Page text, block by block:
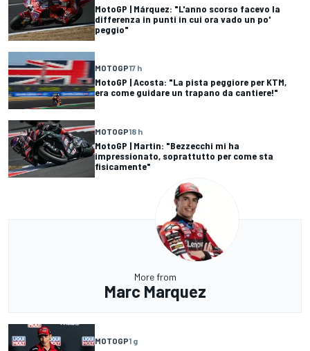
MotoGP | Márquez: "L'anno scorso facevo la
differenza in punti in cui ora vado un po'
peggio"
MOTOGP17 h
MotoGP | Acosta: "La pista peggiore per KTM,
era come guidare un trapano da cantiere!"
MOTOGP18 h
MotoGP | Martin: "Bezzecchi mi ha
impressionato, soprattutto per come sta
fisicamente"
More from
Marc Marquez
MOTOGP1 g